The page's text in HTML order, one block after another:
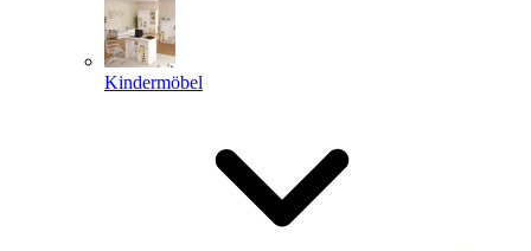
Kindermöbel